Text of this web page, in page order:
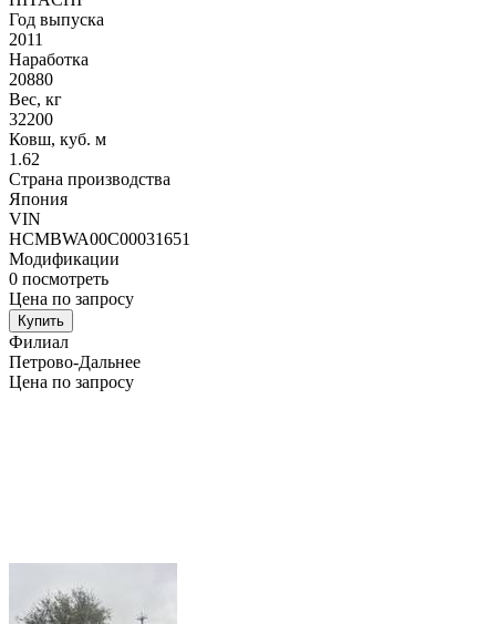
Год выпуска
2011
Наработка
20880
Вес, кг
32200
Ковш, куб. м
1.62
Страна производства
Япония
VIN
HCMBWA00C00031651
Модификации
0 посмотреть
Цена по запросу
Купить
Филиал
Петрово-Дальнее
Цена по запросу